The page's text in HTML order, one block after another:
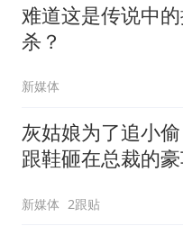
难道这是传说中
杀？
新媒体
灰姑娘为了追小
跟鞋砸在总裁的豪
新媒体 2跟贴